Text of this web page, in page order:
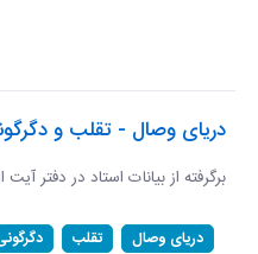
دریای وصال - تقلب و
برگرفته از بیانات استاد در دفتر آیت
دریای وصال تقلب